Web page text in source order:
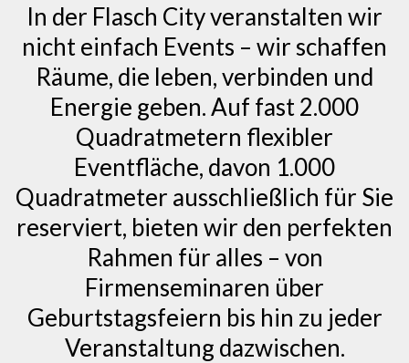
In der Flasch City veranstalten wir
nicht einfach Events – wir schaffen
Räume, die leben, verbinden und
Energie geben. Auf fast 2.000
Quadratmetern flexibler
Eventfläche, davon 1.000
Quadratmeter ausschließlich für Sie
reserviert, bieten wir den perfekten
Rahmen für alles – von
Firmenseminaren über
Geburtstagsfeiern bis hin zu jeder
Veranstaltung dazwischen.